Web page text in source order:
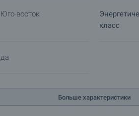
Юго-восток
класс
да
Больше характеристики